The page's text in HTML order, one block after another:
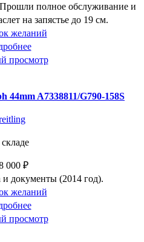
полное обслуживание и
на запястье до 19 см.
желаний
просмотр
A7338811/G790-158S
000 ₽
и документы (2014 год).
желаний
просмотр